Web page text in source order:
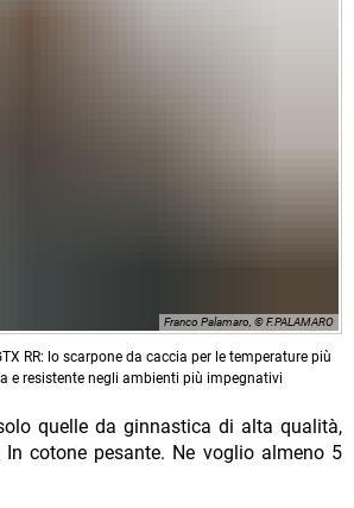
Franco Palamaro, © F.PALAMARO
RR: lo scarpone da caccia per le temperature più
e resistente negli ambienti più impegnativi
quelle da ginnastica di alta qualità,
cotone pesante. Ne voglio almeno 5